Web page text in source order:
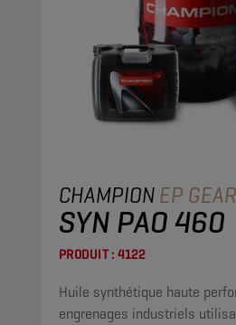
CHAMPIONEP GEAR
SYN PAO 460
PRODUIT : 4122
Huile synthétique haute
engrenages industriels